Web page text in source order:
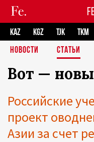
KAZ KGZ TJK TKM
НОВОСТИ
СТАТЬИ
Вот —
Российские
проект
Азии за счет